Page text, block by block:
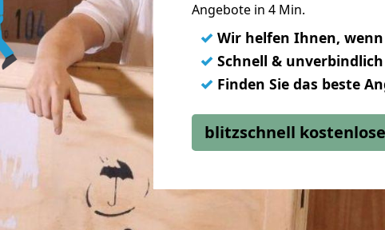
Angebote in 4 Min.
✓ Wir helfen Ihnen,
✓ Schnell &
✓ Finden Sie das beste
blitzschnell